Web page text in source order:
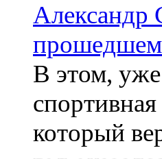
Александр
прошедшем
В этом, уже
который